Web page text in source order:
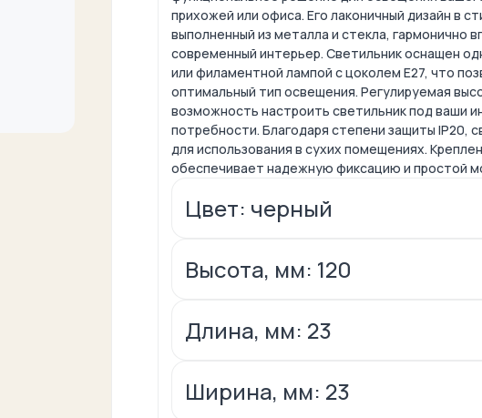
прихожей или офиса. Его лаконичный дизайн в
выполненный из металла и стекла, гармонично
современный интерьер. Светильник оснащен
или филаментной лампой с цоколем E27, что
оптимальный тип освещения. Регулируемая
возможность настроить светильник под ваши
потребности. Благодаря степени защиты IP20,
для использования в сухих помещениях.
обеспечивает надежную фиксацию и простой
Цвет: черный
Высота, мм: 120
Длина, мм: 23
Ширина, мм: 23